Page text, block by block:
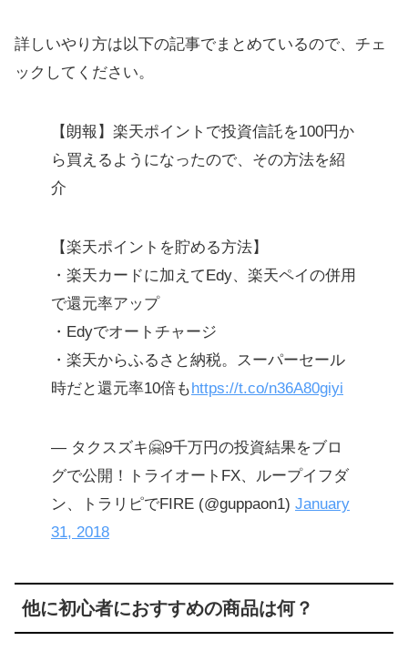
詳しいやり方は以下の記事でまとめているので、チェ
ックしてください。
【朗報】楽天ポイントで投資信託を100円か
ら買えるようになったので、その方法を紹
介
【楽天ポイントを貯める方法】
・楽天カードに加えてEdy、楽天ペイの併用
で還元率アップ
・Edyでオートチャージ
・楽天からふるさと納税。スーパーセール
時だと還元率10倍も https://t.co/n36A80giyi
— タクスズキ🤗9千万円の投資結果をブロ
グで公開！トライオートFX、ループイフダ
ン、トラリピでFIRE (@guppaon1) January
31, 2018
他に初心者におすすめの商品は何？